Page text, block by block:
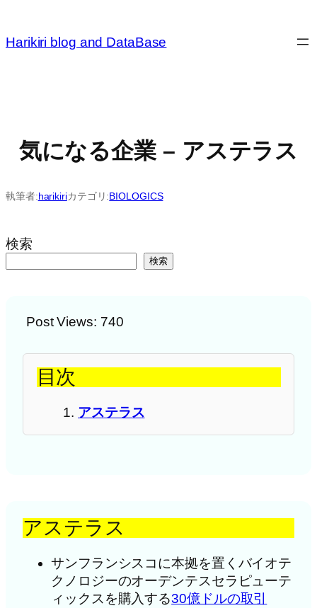
を
Harikiri blog and DataBase
気になる企業 – アステラス
執筆者:harikiriカテゴリ:BIOLOGICS
検索
検索
Post Views: 740
目次
アステラス
アステラス
サンフランシスコに本拠を置くバイオテ
クノロジーのオーデンテスセラピューテ
ィックスを購入する30億ドルの取引